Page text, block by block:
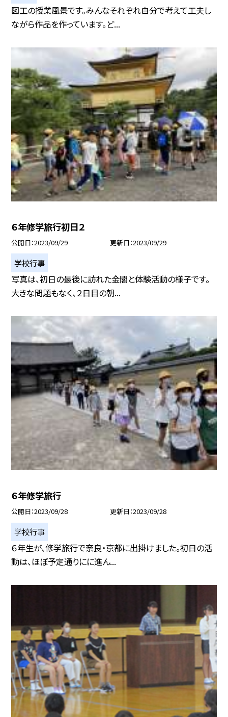
図工の授業風景です。みんなそれぞれ自分で考えて工夫し
ながら作品を作っています。ど...
６年修学旅行初日２
公開日 2023/09/29 更新日 2023/09/29
学校行事
写真は、初日の最後に訪れた金閣と体験活動の様子です。
大きな問題もなく、２日目の朝...
６年修学旅行
公開日 2023/09/28 更新日 2023/09/28
学校行事
６年生が、修学旅行で奈良・京都に出掛けました。初日の活
動は、ほぼ予定通りにに進ん...